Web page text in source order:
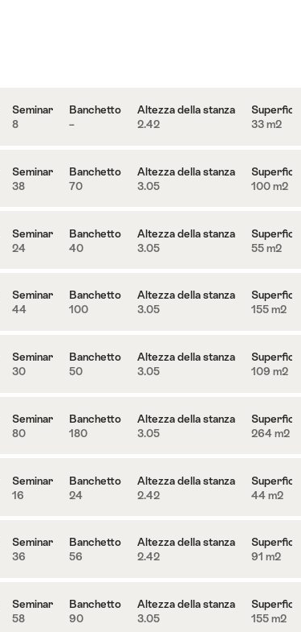
Seminar
8
Banchetto
–
Altezza della stanza
2.42
Superficie
33 m2
Seminar
38
Banchetto
70
Altezza della stanza
3.05
Superficie
100 m2
Seminar
24
Banchetto
40
Altezza della stanza
3.05
Superficie
55 m2
Seminar
44
Banchetto
100
Altezza della stanza
3.05
Superficie
155 m2
Seminar
30
Banchetto
50
Altezza della stanza
3.05
Superficie
109 m2
Seminar
80
Banchetto
180
Altezza della stanza
3.05
Superficie
264 m2
Seminar
16
Banchetto
24
Altezza della stanza
2.42
Superficie
44 m2
Seminar
36
Banchetto
56
Altezza della stanza
2.42
Superficie
91 m2
Seminar
58
Banchetto
90
Altezza della stanza
3.05
Superficie
155 m2